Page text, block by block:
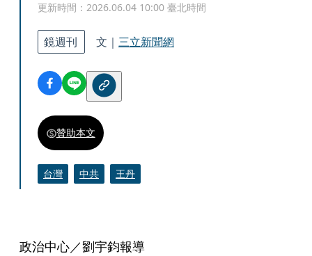
更新時間： 2026.06.04 10:00 臺北時間
鏡週刊 文｜ 三立新聞網
贊助本文
台灣 中共 王丹
政治中心／劉宇鈞報導